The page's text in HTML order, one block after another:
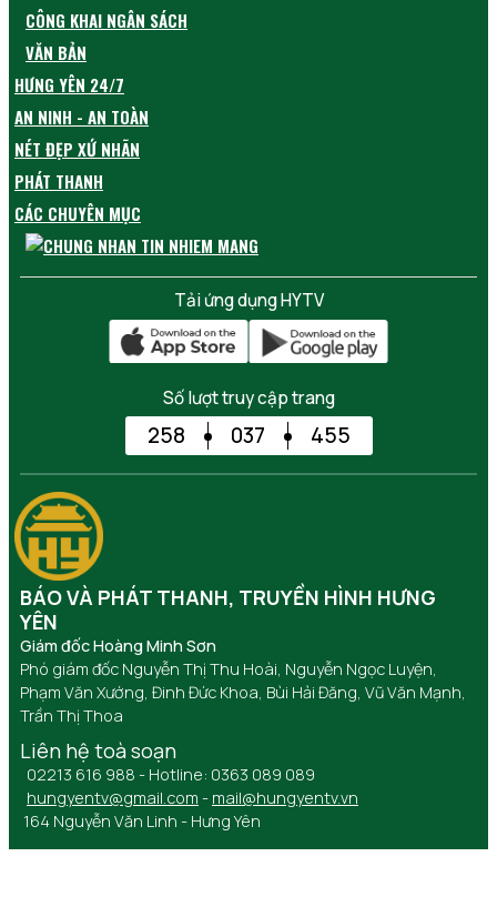
CÔNG KHAI NGÂN SÁCH
VĂN BẢN
HƯNG YÊN 24/7
AN NINH - AN TOÀN
NÉT ĐẸP XỨ NHÃN
PHÁT THANH
CÁC CHUYÊN MỤC
Tải ứng dụng HYTV
Số lượt truy cập trang
258 037 455
BÁO VÀ PHÁT THANH, TRUYỀN HÌNH HƯNG
YÊN
Giám đốc Hoàng Minh Sơn
Phó giám đốc Nguyễn Thị Thu Hoài, Nguyễn Ngọc Luyện,
Phạm Văn Xướng, Đinh Đức Khoa, Bùi Hải Đăng, Vũ Văn Mạnh,
Trần Thị Thoa
Liên hệ toà soạn
02213 616 988 - Hotline: 0363 089 089
hungyentv@gmail.com - mail@hungyentv.vn
164 Nguyễn Văn Linh - Hưng Yên